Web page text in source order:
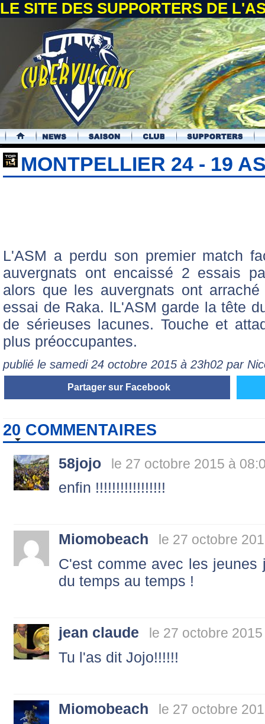
LE SITE DES SUPPORTERS DE
.
MONTPELLIER 24 - 19
L'ASM a perdu son premier match
auvergnats ont encaissé 2 essais
alors que les auvergnats ont
essai de Raka. lL'ASM garde la tête
de sérieuses lacunes. Touche et
plus préoccupantes.
publié le samedi 24 octobre 2015 à 23h02 par
Partager sur Facebook
20 COMMENTAIRES
58jojo le 27 octobre 2015 à
enfin !!!!!!!!!!!!!!!!!
Miomobeach le 27 octobre
C'est comme avec les
du temps au temps !
jean claude le 27 octobre
Tu l'as dit Jojo!!!!!!
Miomobeach le 27 octobre